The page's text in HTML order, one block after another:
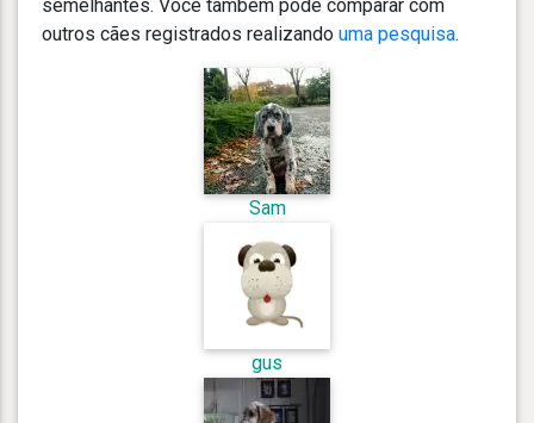
semelhantes. Você também pode comparar com
outros cães registrados realizando uma pesquisa.
Sam
gus